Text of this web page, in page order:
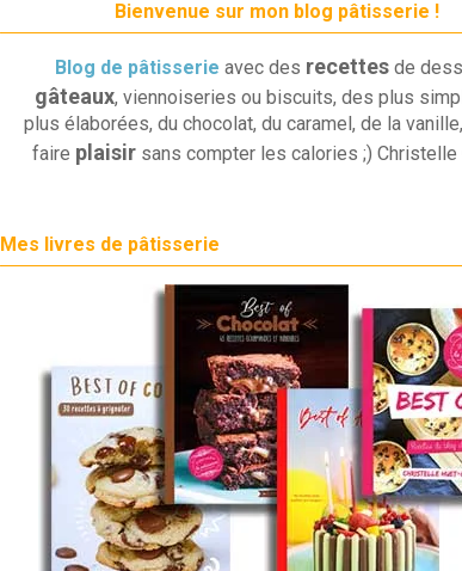
Bienvenue sur mon blog pâtisserie !
Blog de pâtisserie avec des recettes de
gâteaux, viennoiseries ou biscuits, des plus
plus élaborées, du chocolat, du caramel, de la
faire plaisir sans compter les calories ;) Christelle
Mes livres de pâtisserie